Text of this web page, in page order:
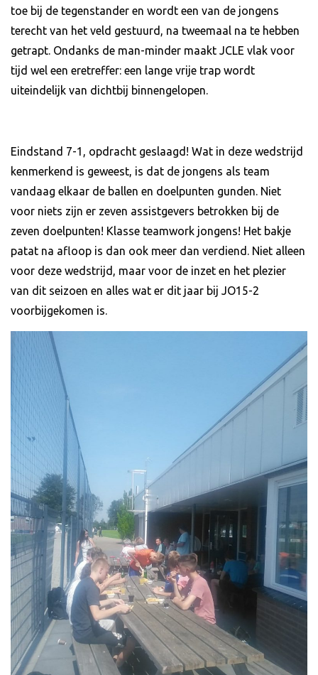
toe bij de tegenstander en wordt een van de jongens
terecht van het veld gestuurd, na tweemaal na te hebben
getrapt. Ondanks de man-minder maakt JCLE vlak voor
tijd wel een eretreffer: een lange vrije trap wordt
uiteindelijk van dichtbij binnengelopen.
Eindstand 7-1, opdracht geslaagd! Wat in deze wedstrijd
kenmerkend is geweest, is dat de jongens als team
vandaag elkaar de ballen en doelpunten gunden. Niet
voor niets zijn er zeven assistgevers betrokken bij de
zeven doelpunten! Klasse teamwork jongens! Het bakje
patat na afloop is dan ook meer dan verdiend. Niet alleen
voor deze wedstrijd, maar voor de inzet en het plezier
van dit seizoen en alles wat er dit jaar bij JO15-2
voorbijgekomen is.